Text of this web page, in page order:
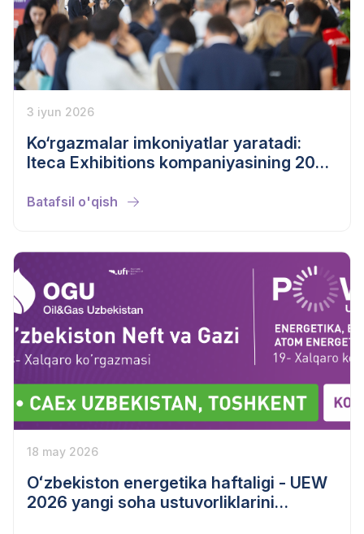
3 iyun 2026
Ko‘rgazmalar imkoniyatlar yaratadi:
Iteca Exhibitions kompaniyasining 2026
Batafsil o'qish
18 may 2026
Oʻzbekiston energetika haftaligi - UEW
2026 yangi soha ustuvorliklarini